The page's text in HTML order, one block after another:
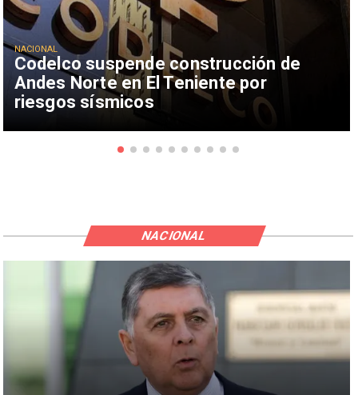
Codelco suspende construcción de
Andes Norte en El Teniente por
riesgos sísmicos
NACIONAL
NACIONAL